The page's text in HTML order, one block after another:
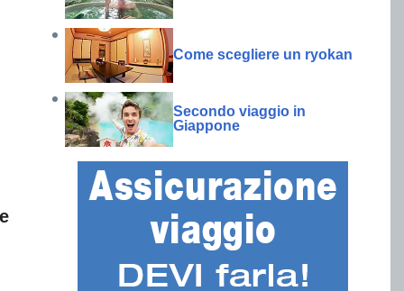
Come scegliere un ryokan
Secondo viaggio in
Giappone